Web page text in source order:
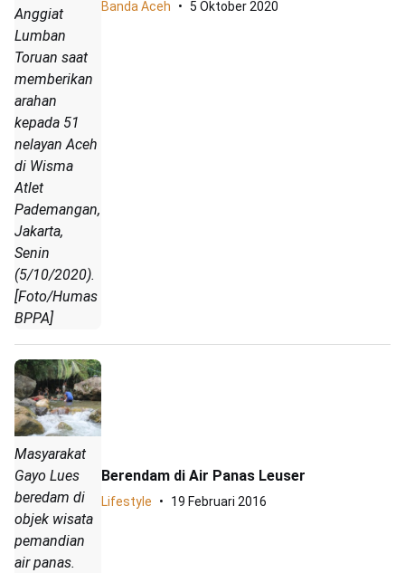
Anggiat
Lumban
Toruan saat
memberikan
arahan
kepada 51
nelayan Aceh
di Wisma
Atlet
Pademangan,
Jakarta,
Senin
(5/10/2020).
[Foto/Humas
BPPA]
Banda Aceh 5 Oktober 2020
Masyarakat
Gayo Lues
beredam di
objek wisata
pemandian
air panas.
Berendam di Air Panas Leuser
Lifestyle 19 Februari 2016